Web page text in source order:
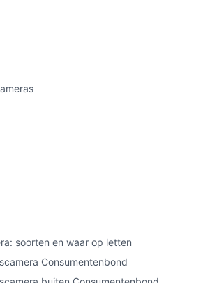
soorten en waar op letten
Consumentenbond